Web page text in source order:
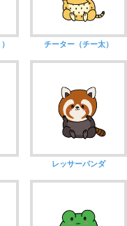
チーター（チー太）
レッサーパンダ